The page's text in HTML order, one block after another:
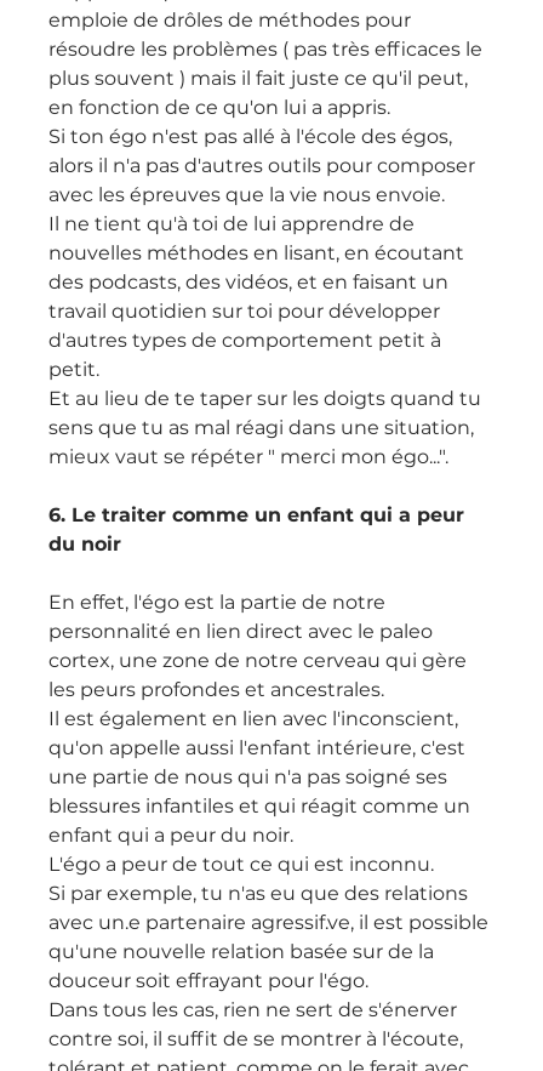
emploie de drôles de méthodes pour
résoudre les problèmes ( pas très efficaces le
plus souvent ) mais il fait juste ce qu'il peut,
en fonction de ce qu'on lui a appris.
Si ton égo n'est pas allé à l'école des égos,
alors il n'a pas d'autres outils pour composer
avec les épreuves que la vie nous envoie.
Il ne tient qu'à toi de lui apprendre de
nouvelles méthodes en lisant, en écoutant
des podcasts, des vidéos, et en faisant un
travail quotidien sur toi pour développer
d'autres types de comportement petit à
petit.
Et au lieu de te taper sur les doigts quand tu
sens que tu as mal réagi dans une situation,
mieux vaut se répéter " merci mon égo...".
6. Le traiter comme un enfant qui a peur
du noir
En effet, l'égo est la partie de notre
personnalité en lien direct avec le paleo
cortex, une zone de notre cerveau qui gère
les peurs profondes et ancestrales.
Il est également en lien avec l'inconscient,
qu'on appelle aussi l'enfant intérieure, c'est
une partie de nous qui n'a pas soigné ses
blessures infantiles et qui réagit comme un
enfant qui a peur du noir.
L'égo a peur de tout ce qui est inconnu.
Si par exemple, tu n'as eu que des relations
avec un.e partenaire agressif.ve, il est possible
qu'une nouvelle relation basée sur de la
douceur soit effrayant pour l'égo.
Dans tous les cas, rien ne sert de s'énerver
contre soi, il suffit de se montrer à l'écoute,